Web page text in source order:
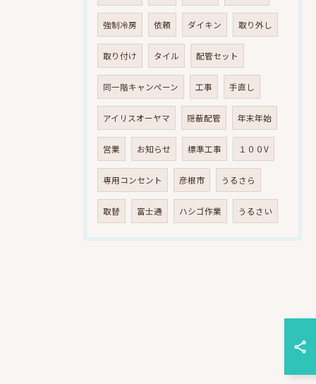
強制冷房 依頼 ダイキン 取り外し
取り付け タイル 配管セット
同一階キャンペーン 工事 手直し
アイリスオーヤマ 隠蔽配管 年末年始
営業 お知らせ 標準工事 １００V
専用コンセント 彦根市 うるさら
取替 富士通 ハシゴ作業 うるさい